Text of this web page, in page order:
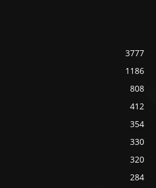
3777
1186
808
412
354
330
320
284